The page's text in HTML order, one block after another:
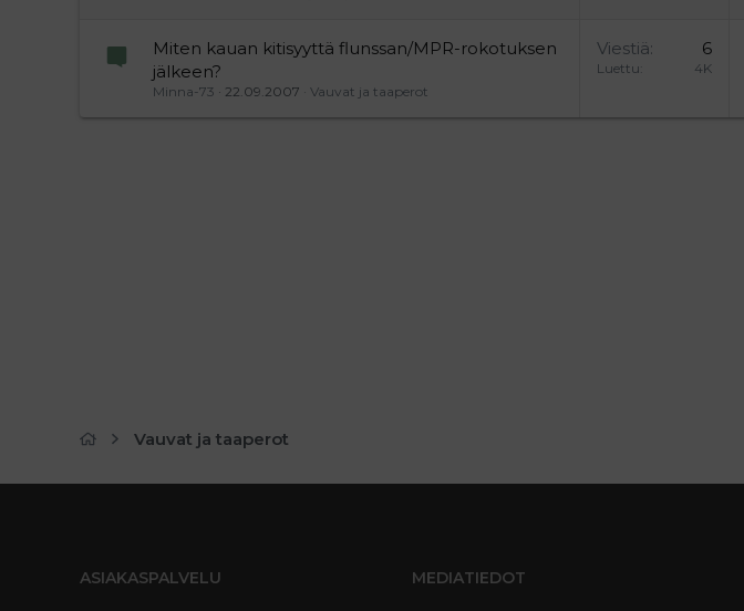
Miten kauan kitisyyttä flunssan/MPR-rokotuksen
jälkeen?
Minna-73 22.09.2007 Vauvat ja taaperot
Viestiä 6
Luettu 4K
Vauvat ja taaperot
ASIAKASPALVELU MEDIATIEDOT